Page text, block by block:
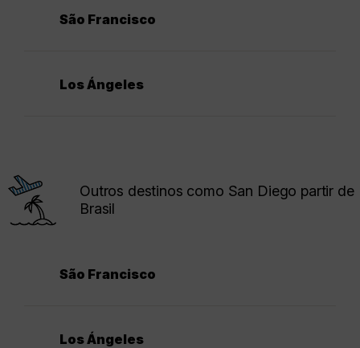
São Francisco
Los Ángeles
Outros destinos como San Diego partir de
Brasil
São Francisco
Los Ángeles